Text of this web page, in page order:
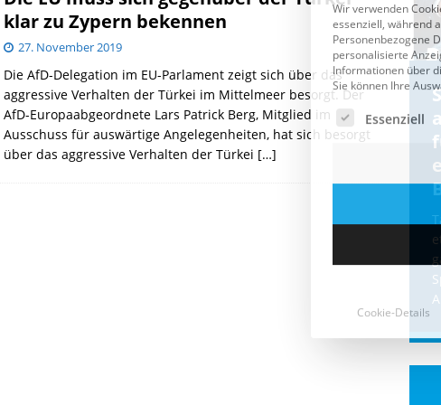
klar zu Zypern bekennen
27. November 2019
Die AfD-Delegation im EU-Parlament zeigt sich über das
aggressive Verhalten der Türkei im Mittelmeer besorgt. Der
AfD-Europaabgeordnete Lars Patrick Berg, Mitglied im
Ausschuss für auswärtige Angelegenheiten, hat sich besorgt
über das aggressive Verhalten der Türkei […]
CDU & Ampel wollen nach
der Wahl wieder Afghanen
einfliegen: Zeit für ein
Asylmoratorium!
Cookie-Details